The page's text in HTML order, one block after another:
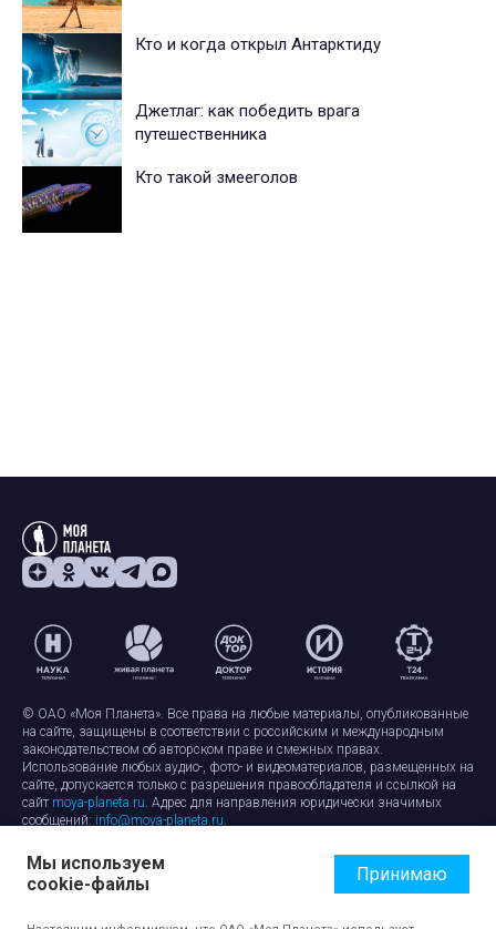
Кто и когда открыл Антарктиду
Джетлаг: как победить врага
путешественника
Кто такой змееголов
© ОАО «Моя Планета». Все права на любые материалы, опубликованные
на сайте, защищены в соответствии с российским и международным
законодательством об авторском праве и смежных правах.
Использование любых аудио-, фото- и видеоматериалов, размещенных на
сайте, допускается только с разрешения правообладателя и ссылкой на
сайт moya-planeta.ru. Адрес для направления юридически значимых
сообщений: info@moya-planeta.ru.
Правила сайтаРабота с cookie-файлами
Защита персональных данных
Обработка персональных данных
Мы используем
cookie-файлы
Принимаю